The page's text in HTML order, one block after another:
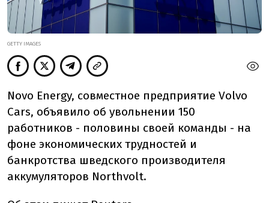
GETTY IMAGES
Novo Energy, совместное предприятие Volvo
Cars, объявило об увольнении 150
работников - половины своей команды - на
фоне экономических трудностей и
банкротства шведского производителя
аккумуляторов Northvolt.